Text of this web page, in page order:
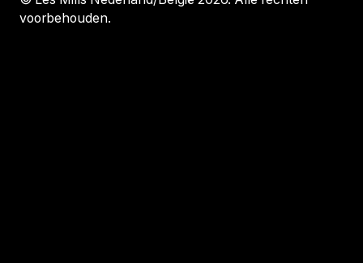
voorbehouden.